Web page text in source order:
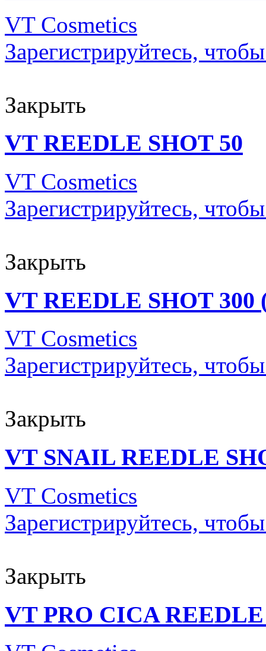
VT Cosmetics
Зарегистрируйтесь,
Закрыть
VT REEDLE SHOT 50
VT Cosmetics
Зарегистрируйтесь,
Закрыть
VT REEDLE SHOT 300
VT Cosmetics
Зарегистрируйтесь,
Закрыть
VT SNAIL REEDLE
VT Cosmetics
Зарегистрируйтесь,
Закрыть
VT PRO CICA REEDLE